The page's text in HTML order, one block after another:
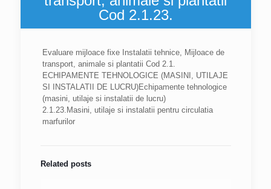
Cod 2.1.23.
Evaluare mijloace fixe Instalatii tehnice, Mijloace de
transport, animale si plantatii Cod 2.1.
ECHIPAMENTE TEHNOLOGICE (MASINI, UTILAJE
SI INSTALATII DE LUCRU)Echipamente tehnologice
(masini, utilaje si instalatii de lucru)
2.1.23.Masini, utilaje si instalatii pentru circulatia
marfurilor
Related posts